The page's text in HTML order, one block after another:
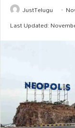
JustTelugu
Last Updated: